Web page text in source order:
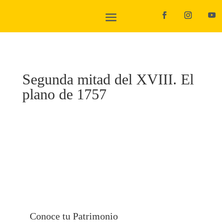
Segunda mitad del XVIII. El
plano de 1757
Conoce tu Patrimonio